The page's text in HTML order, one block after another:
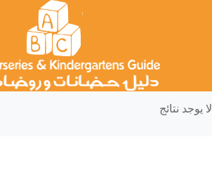
لا يوجد نتائج